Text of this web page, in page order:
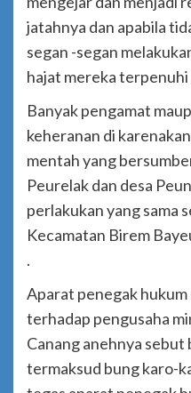
jatahnya dan apabila
segan -segan
hajat mereka terpenuhi
Banyak pengamat
keheranan di
mentah yang
Peurelak dan desa
perlakukan yang sama
Kecamatan Birem
.
Aparat penegak
terhadap pengusaha
Canang anehnya
termaksud bung karo-